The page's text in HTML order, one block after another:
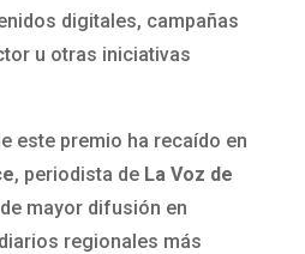
digitales, campañas
u otras iniciativas
este premio ha recaído en
, periodista de La Voz de
mayor difusión en
regionales más